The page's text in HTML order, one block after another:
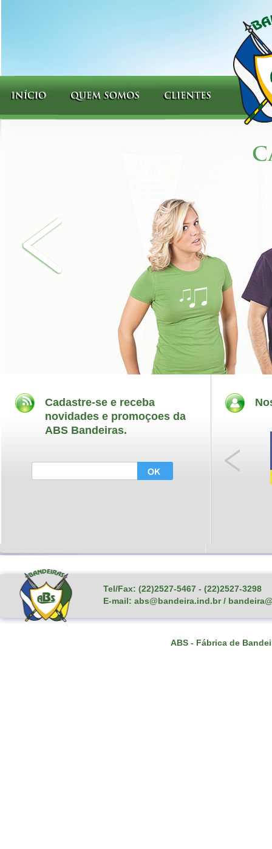
Cadastre-se e receba
novidades e promoçoes da
ABS Bandeiras.
Tel/Fax: (22)2527-5467 - (22)2527-3298
E-mail: abs@bandeira.ind.br /
ABS - Fábrica de